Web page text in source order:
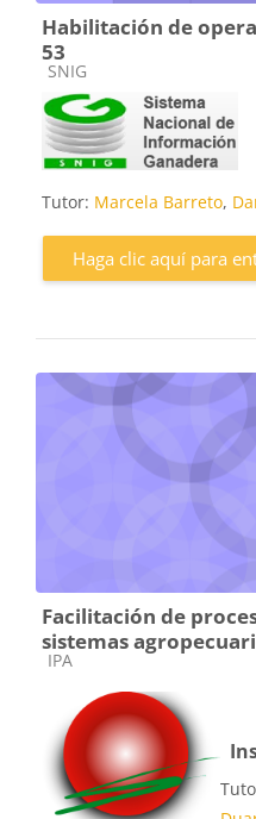
Habilitación de
53
Categoría de cursos
SNIG
Tutor: Marcela Barreto,
Haga clic aquí para
Facilitación de
sistemas
Categoría de cursos
IPA